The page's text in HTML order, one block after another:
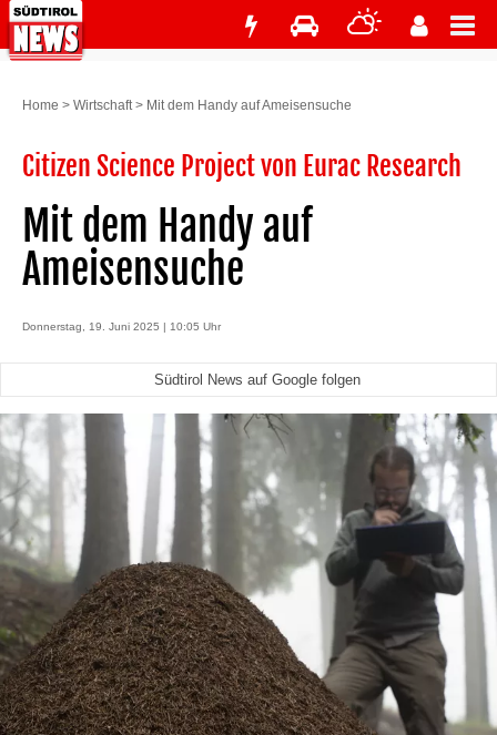
Home > Wirtschaft> Mit dem Handy auf Ameisensuche
Citizen Science Project von Eurac Research
Mit dem Handy auf
Ameisensuche
Donnerstag, 19. Juni 2025 | 10:05 Uhr
Südtirol News auf Google folgen